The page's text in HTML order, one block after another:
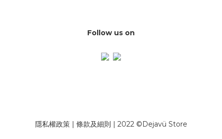
Follow us on
隱私權政策| 條款及細則 | 2022 ©Dejavü Store